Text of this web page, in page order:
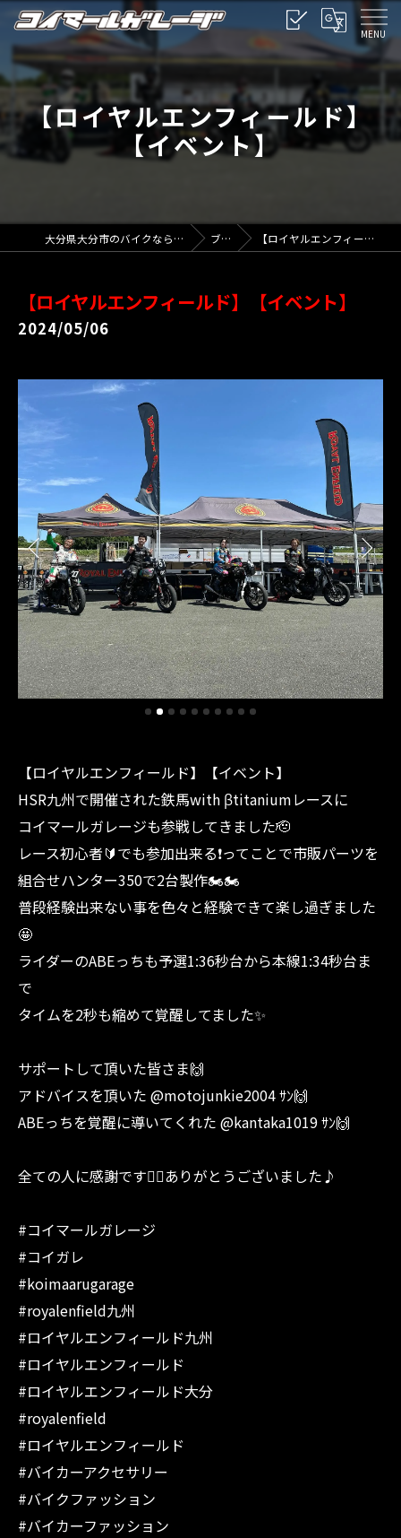
【ロイヤルエンフィールド】
【イベント】
大分県大分市のバイクならコイマールガレージ ブログ 【ロイヤルエンフィールド】【イベント】
【ロイヤルエンフィールド】【イベント】
2024/05/06
【ロイヤルエンフィールド】【イベント】
HSR九州で開催された鉄馬with βtitaniumレースに
コイマールガレージも参戦してきました🫡
レース初心者🔰でも参加出来る❗️ってことで市販パーツを
組合せハンター350で2台製作🏍️🏍️
普段経験出来ない事を色々と経験できて楽し過ぎました
🤩
ライダーのABEっちも予選1:36秒台から本線1:34秒台ま
で
タイムを2秒も縮めて覚醒してました✨
サポートして頂いた皆さま🙌
アドバイスを頂いた @motojunkie2004 ｻﾝ🙌
ABEっちを覚醒に導いてくれた @kantaka1019 ｻﾝ🙌
全ての人に感謝です🙇‍♂️ありがとうございました♪
#コイマールガレージ
#コイガレ
#koimaarugarage
#royalenfield九州
#ロイヤルエンフィールド九州
#ロイヤルエンフィールド
#ロイヤルエンフィールド大分
#royalenfield
#ロイヤルエンフィールド
#バイカーアクセサリー
#バイクファッション
#バイカーファッション